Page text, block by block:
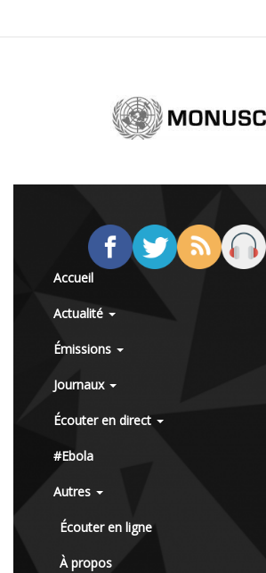
Accueil
Actualité
Émissions
Journaux
Écouter en direct
#Ebola
Autres
Écouter en ligne
À propos